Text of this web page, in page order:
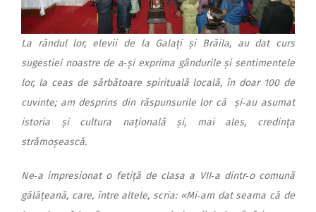
La rândul lor, elevii de la Galați și Brăila, au dat curs
sugestiei noastre de a‑și exprima gândurile și sentimentele
lor, la ceas de sărbătoare spirituală locală, în doar 100 de
cuvinte; am desprins din răspunsurile lor că și‑au asumat
istoria și cultura națională și, mai ales, credința
strămoșească.
Ne‑a impresionat o fetiță de clasa a VII‑a dintr‑o comună
gălățeană, care, între altele, scria: «Mi‑am dat seama că de